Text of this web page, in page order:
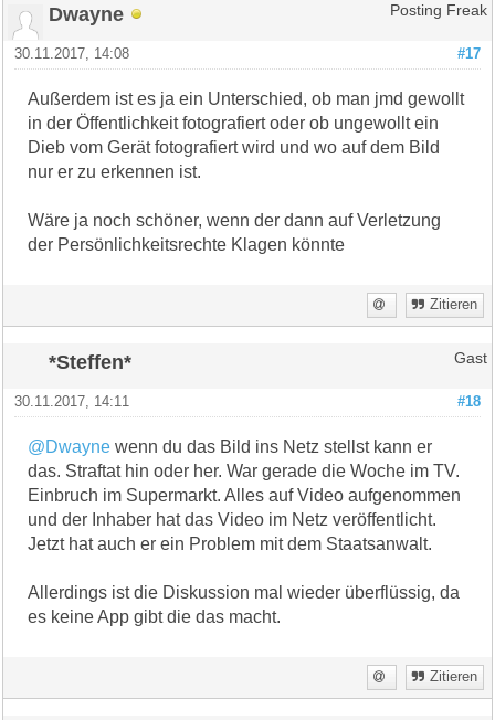
Dwayne Posting Freak
#17
30.11.2017, 14:08
Außerdem ist es ja ein Unterschied, ob man jmd gewollt
in der Öffentlichkeit fotografiert oder ob ungewollt ein
Dieb vom Gerät fotografiert wird und wo auf dem Bild
nur er zu erkennen ist.
Wäre ja noch schöner, wenn der dann auf Verletzung
der Persönlichkeitsrechte Klagen könnte
Zitieren
*Steffen* Gast
#18
30.11.2017, 14:11
@Dwayne wenn du das Bild ins Netz stellst kann er
das. Straftat hin oder her. War gerade die Woche im TV.
Einbruch im Supermarkt. Alles auf Video aufgenommen
und der Inhaber hat das Video im Netz veröffentlicht.
Jetzt hat auch er ein Problem mit dem Staatsanwalt.
Allerdings ist die Diskussion mal wieder überflüssig, da
es keine App gibt die das macht.
Zitieren